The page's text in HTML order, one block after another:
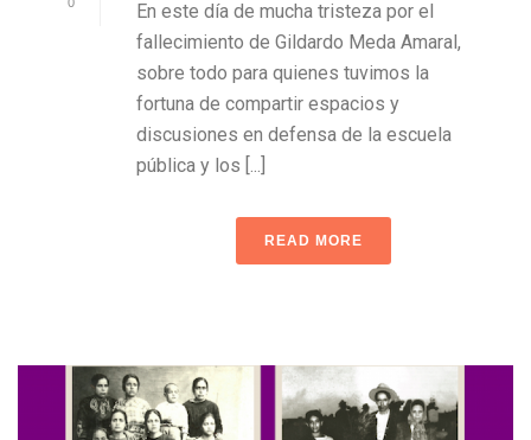
En este día de mucha tristeza por el
fallecimiento de Gildardo Meda Amaral,
sobre todo para quienes tuvimos la
fortuna de compartir espacios y
discusiones en defensa de la escuela
pública y los [...]
READ MORE